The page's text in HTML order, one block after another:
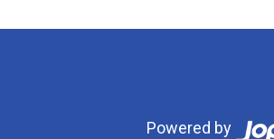
Powered by